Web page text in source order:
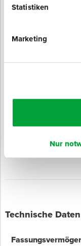
Statistiken
Marketing
Nur
Produktinfo
Großer Anrühreimer
Eigenschaften
H x ø: 60 x 50 cm
Technische Daten